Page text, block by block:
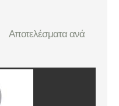
Αποτελέσματα ανά